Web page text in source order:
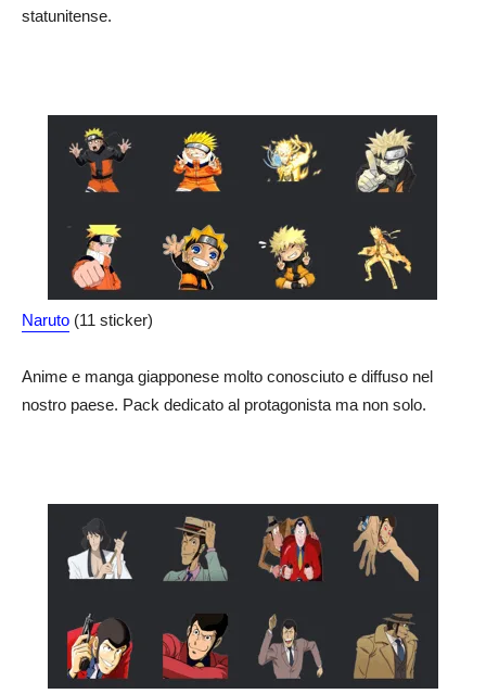
statunitense.
Naruto (11 sticker)
Anime e manga giapponese molto conosciuto e diffuso nel
nostro paese. Pack dedicato al protagonista ma non solo.